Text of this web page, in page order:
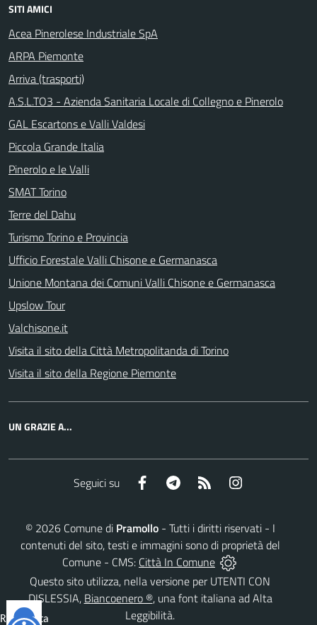
SITI AMICI
Acea Pinerolese Industriale SpA
ARPA Piemonte
Arriva (trasporti)
A.S.L.TO3 - Azienda Sanitaria Locale di Collegno e Pinerolo
GAL Escartons e Valli Valdesi
Piccola Grande Italia
Pinerolo e le Valli
SMAT Torino
Terre del Dahu
Turismo Torino e Provincia
Ufficio Forestale Valli Chisone e Germanasca
Unione Montana dei Comuni Valli Chisone e Germanasca
Upslow Tour
Valchisone.it
Visita il sito della Città Metropolitanda di Torino
Visita il sito della Regione Piemonte
UN GRAZIE A...
Seguici su Facebook Telegram RSS
© 2026Comune di Pramollo- Tutti i diritti riservati - I
contenuti del sito, testi e immagini sono di proprietà del
Comune - CMS: Città In Comune
Questo sito utilizza, nella versione per UTENTI CON
DISLESSIA, Biancoenero ®, una font italiana ad Alta
Leggibilità.
Reimposta